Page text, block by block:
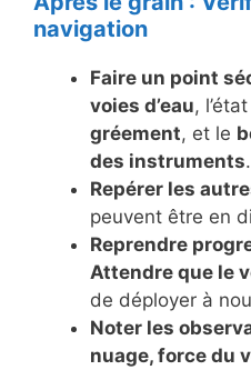
navigation
Faire un point
voies d’eau,
gréement, et le
des instruments.
Repérer les
peuvent être en
Reprendre
Attendre que le
de déployer à
Noter les
nuage, force du